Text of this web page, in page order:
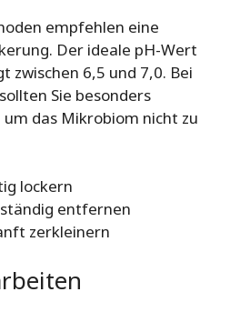
empfehlen eine
Der ideale pH-Wert
zwischen 6,5 und 7,0. Bei
Sie besonders
das Mikrobiom nicht zu
lockern
entfernen
zerkleinern